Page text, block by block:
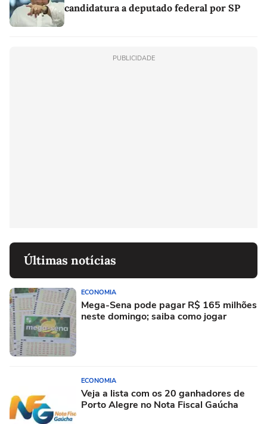
candidatura a deputado federal por SP
PUBLICIDADE
Últimas notícias
ECONOMIA
Mega-Sena pode pagar R$ 165 milhões
neste domingo; saiba como jogar
ECONOMIA
Veja a lista com os 20 ganhadores de
Porto Alegre no Nota Fiscal Gaúcha